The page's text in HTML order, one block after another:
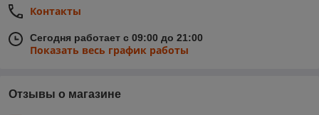
Контакты
Сегодня работает с 09:00 до 21:00
Показать весь график работы
Отзывы о магазине